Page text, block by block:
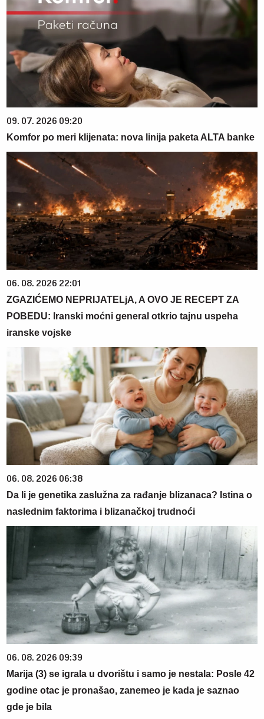
09. 07. 2026 09:20
Komfor po meri klijenata: nova linija paketa ALTA banke
06. 08. 2026 22:01
ZGAZIĆEMO NEPRIJATELjA, A OVO JE RECEPT ZA
POBEDU: Iranski moćni general otkrio tajnu uspeha
iranske vojske
06. 08. 2026 06:38
Da li je genetika zaslužna za rađanje blizanaca? Istina o
naslednim faktorima i blizanačkoj trudnoći
06. 08. 2026 09:39
Marija (3) se igrala u dvorištu i samo je nestala: Posle 42
godine otac je pronašao, zanemeo je kada je saznao
gde je bila